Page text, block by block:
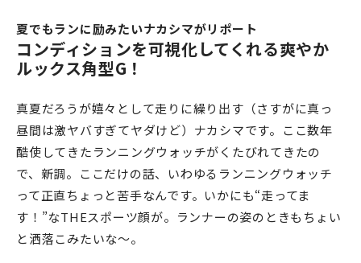
夏でもランに励みたいナカシマがリポート
コンディションを可視化してくれる爽やか
ルックス角型G！
真夏だろうが嬉々として走りに繰り出す（さすがに真っ
昼間は激ヤバすぎてヤダけど）ナカシマです。ここ数年
酷使してきたランニングウォッチがくたびれてきたの
で、新調。ここだけの話、いわゆるランニングウォッチ
って正直ちょっと苦手なんです。いかにも“走ってま
す！”なTHEスポーツ顔が。ランナーの姿のときもちょい
と洒落こみたいな～。